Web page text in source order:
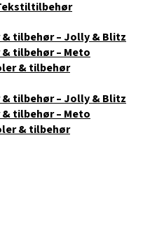
tilbehør – Jolly & Blitz
tilbehør – Meto
& tilbehør
tilbehør – Jolly & Blitz
tilbehør – Meto
& tilbehør